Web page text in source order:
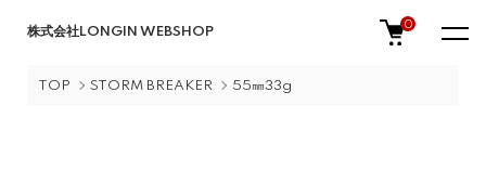
株式会社LONGIN WEBSHOP 0
TOP STORM BREAKER 55㎜33g